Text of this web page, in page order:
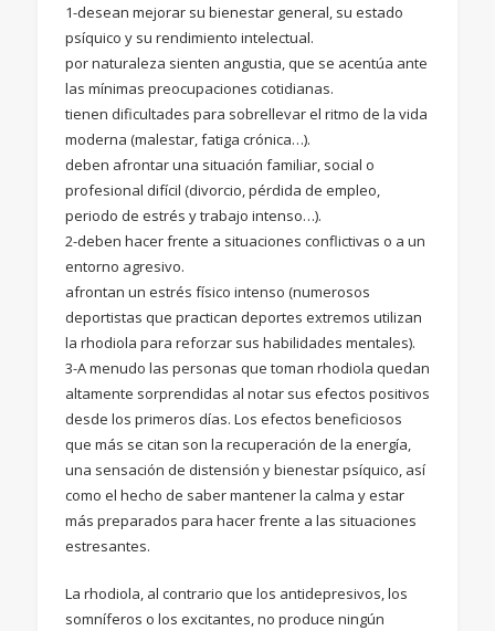
1-desean mejorar su bienestar general, su estado
psíquico y su rendimiento intelectual.
por naturaleza sienten angustia, que se acentúa ante
las mínimas preocupaciones cotidianas.
tienen dificultades para sobrellevar el ritmo de la vida
moderna (malestar, fatiga crónica…).
deben afrontar una situación familiar, social o
profesional difícil (divorcio, pérdida de empleo,
periodo de estrés y trabajo intenso…).
2-deben hacer frente a situaciones conflictivas o a un
entorno agresivo.
afrontan un estrés físico intenso (numerosos
deportistas que practican deportes extremos utilizan
la rhodiola para reforzar sus habilidades mentales).
3-A menudo las personas que toman rhodiola quedan
altamente sorprendidas al notar sus efectos positivos
desde los primeros días. Los efectos beneficiosos
que más se citan son la recuperación de la energía,
una sensación de distensión y bienestar psíquico, así
como el hecho de saber mantener la calma y estar
más preparados para hacer frente a las situaciones
estresantes.
La rhodiola, al contrario que los antidepresivos, los
somníferos o los excitantes, no produce ningún